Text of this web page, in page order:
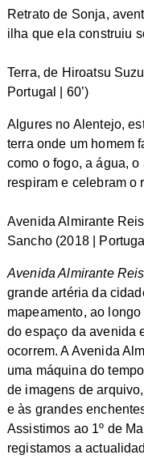
Retrato de Sonja,
ilha que ela construiu
Terra, de Hiroatsu
Portugal | 60’)
Algures no Alentejo,
terra onde um homem
como o fogo, a água, o
respiram e celebram o
Avenida Almirante
Sancho (2018 |
Avenida Almirante
grande artéria da
mapeamento, ao
do espaço da avenida
ocorrem. A Avenida
uma máquina do
de imagens de
e às grandes
Assistimos ao 1º de
registamos a